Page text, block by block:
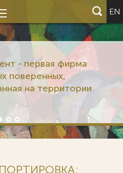
EN
- первая фирма
поверенных,
на территории